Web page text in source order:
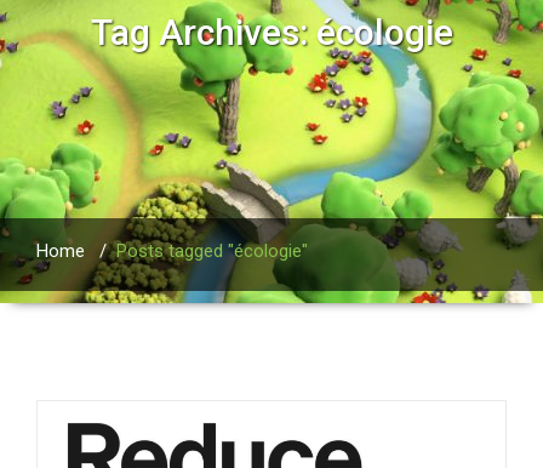
Tag Archives: écologie
Home /Posts tagged "écologie"